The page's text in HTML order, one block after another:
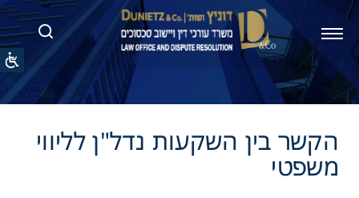
השקעות נדל"ן לליווי